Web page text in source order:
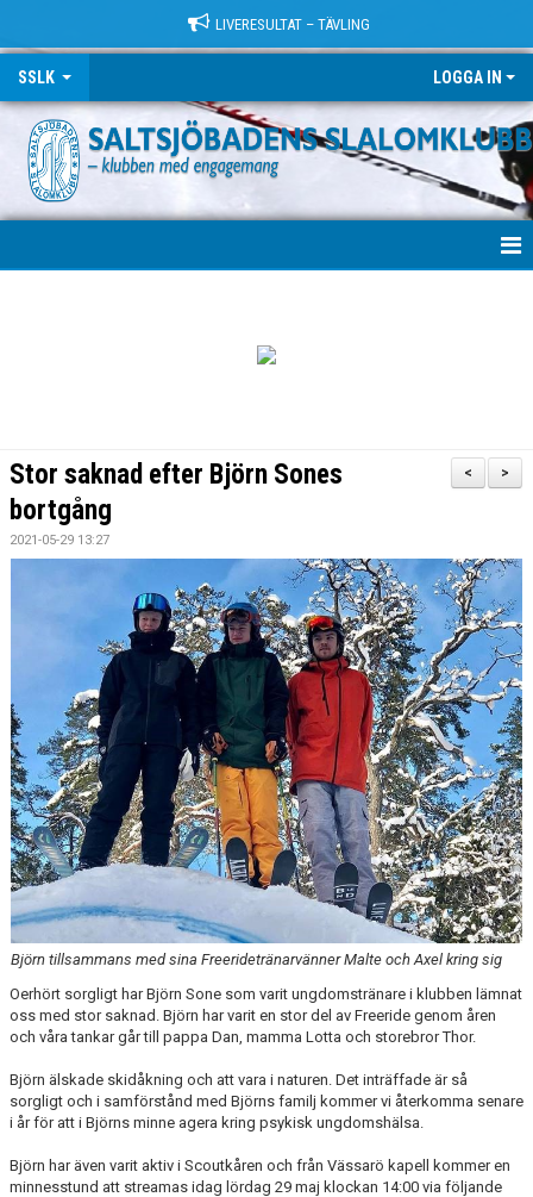
LIVERESULTAT – TÄVLING
SSLK LOGGA IN
TÄVLING
KALENDER
KONTAKT
PARTNERSKAP
>
<
Stor saknad efter Björn Sones
bortgång
2021-05-29 13:27
Björn tillsammans med sina Freeridetränarvänner Malte och Axel kring sig
Oerhört sorgligt har Björn Sone som varit ungdomstränare i klubben lämnat
oss med stor saknad. Björn har varit en stor del av Freeride genom åren
och våra tankar går till pappa Dan, mamma Lotta och storebror Thor.
Björn älskade skidåkning och att vara i naturen. Det inträffade är så
sorgligt och i samförstånd med Björns familj kommer vi återkomma senare
i år för att i Björns minne agera kring psykisk ungdomshälsa.
Björn har även varit aktiv i Scoutkåren och från Vässarö kapell kommer en
minnesstund att streamas idag lördag 29 maj klockan 14:00 via följande